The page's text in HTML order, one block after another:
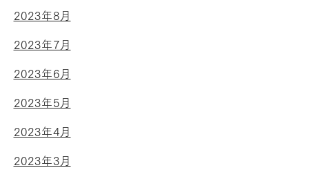
2023年8月
2023年7月
2023年6月
2023年5月
2023年4月
2023年3月